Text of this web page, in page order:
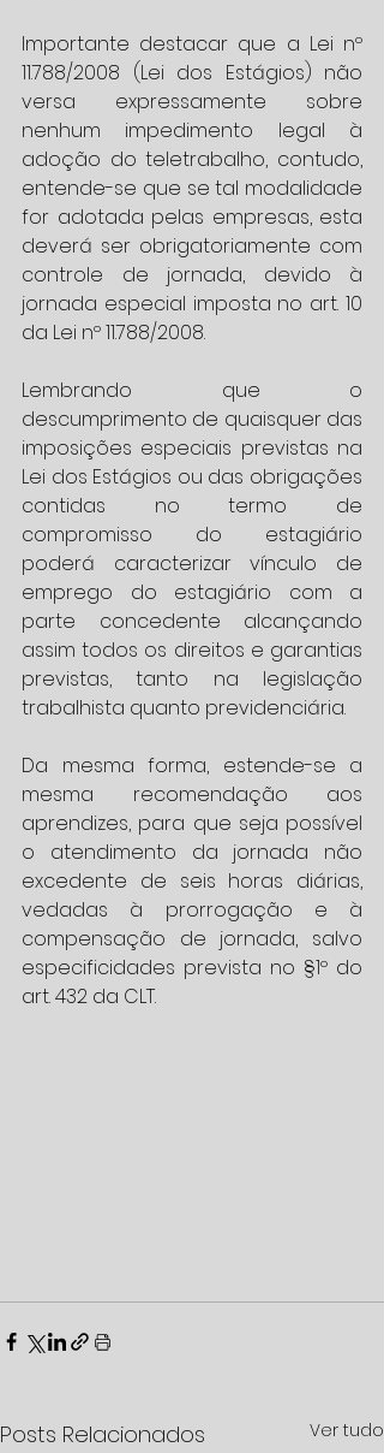
Importante destacar que a Lei nº
11.788/2008 (Lei dos Estágios) não
versa expressamente sobre
nenhum impedimento legal à
adoção do teletrabalho, contudo,
entende-se que se tal modalidade
for adotada pelas empresas, esta
deverá ser obrigatoriamente com
controle de jornada, devido à
jornada especial imposta no art. 10
da Lei nº 11.788/2008.
Lembrando que o
descumprimento de quaisquer das
imposições especiais previstas na
Lei dos Estágios ou das obrigações
contidas no termo de
compromisso do estagiário
poderá caracterizar vínculo de
emprego do estagiário com a
parte concedente alcançando
assim todos os direitos e garantias
previstas, tanto na legislação
trabalhista quanto previdenciária.
Da mesma forma, estende-se a
mesma recomendação aos
aprendizes, para que seja possível
o atendimento da jornada não
excedente de seis horas diárias,
vedadas à prorrogação e à
compensação de jornada, salvo
especificidades prevista no §1º do
art. 432 da CLT.
Posts Relacionados Ver tudo